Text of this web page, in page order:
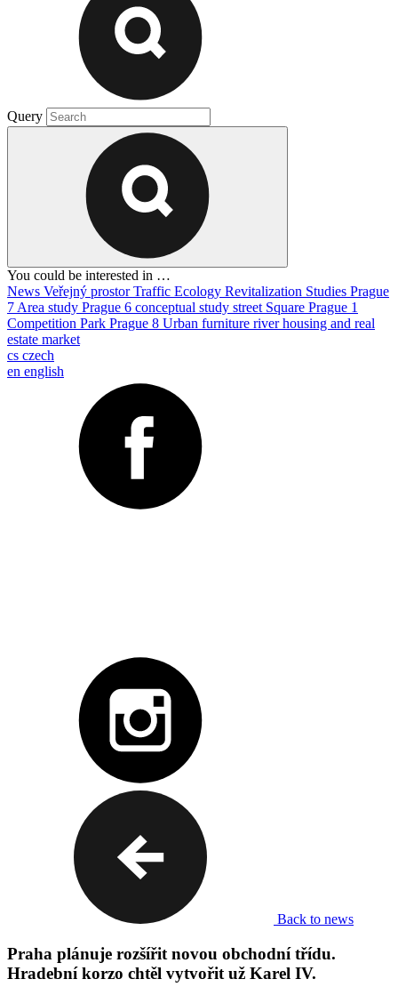
Query
You could be interested in …
News Veřejný prostorTraffic Ecology Revitalization Studies Prague
7 Area study Prague 6 conceptual study street Square Prague 1
Competition Park Prague 8 Urban furniture riverhousing and real
estate market
cs czech
en english
Back to news
Praha plánuje rozšířit novou obchodní třídu.
Hradební korzo chtěl vytvořit už Karel IV.